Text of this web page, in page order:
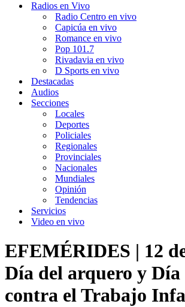
Radios en Vivo
Radio Centro en vivo
Capicúa en vivo
Romance en vivo
Pop 101.7
Rivadavia en vivo
D Sports en vivo
Destacadas
Audios
Secciones
Locales
Deportes
Policiales
Regionales
Provinciales
Nacionales
Mundiales
Opinión
Tendencias
Servicios
Video en vivo
EFEMÉRIDES | 12
Día del arquero y
contra el Trabajo